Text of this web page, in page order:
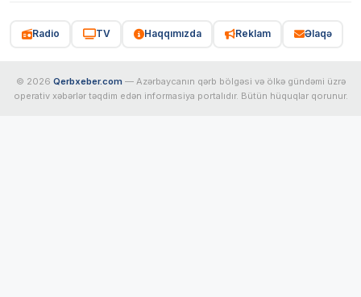
Radio TV Haqqımızda Reklam Əlaqə
© 2026 Qerbxeber.com — Azərbaycanın qərb bölgəsi və ölkə gündəmi üzrə
operativ xəbərlər təqdim edən informasiya portalıdır. Bütün hüquqlar qorunur.